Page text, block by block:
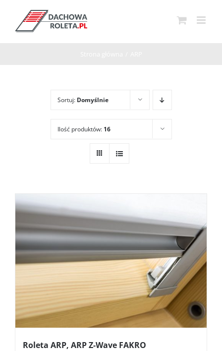
zawartości
Sortuj: Domyślnie
Ilość produktów: 16
Roleta ARP, ARP Z-Wave FAKRO